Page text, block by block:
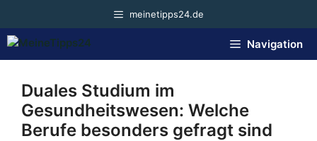
springen
meinetipps24.de
Navigation
Duales Studium im
Gesundheitswesen: Welche
Berufe besonders gefragt sind